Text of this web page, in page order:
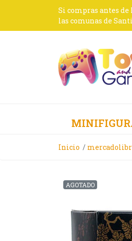
Si compras antes
las comunas de
Inicio
AGOTADO